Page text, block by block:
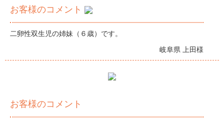
お客様のコメント
二卵性双生児の姉妹（６歳）です。
岐阜県 上田様
お客様のコメント